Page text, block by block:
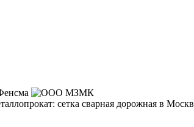
сетка сварная дорожная в